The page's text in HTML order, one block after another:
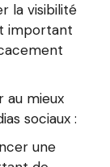
la visibilité
important
au mieux
sociaux :
une